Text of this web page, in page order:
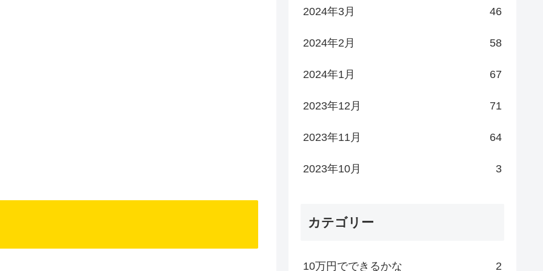
2024年3月 46
2024年2月 58
2024年1月 67
2023年12月 71
2023年11月 64
2023年10月 3
カテゴリー
10万円でできるかな 2